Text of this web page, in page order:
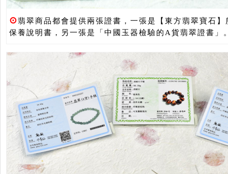
⊙翡翠商品都會提供兩張證書，一張是【東方翡翠寶石
保養說明書，另一張是「中國玉器檢驗的A貨翡翠證書」